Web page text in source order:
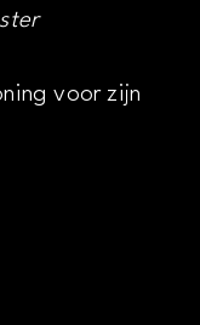
voor zijn